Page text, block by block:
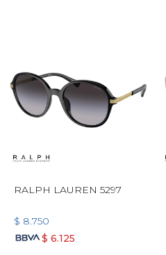
RALPH LAUREN 5297
$ 8.750
$ 6.125